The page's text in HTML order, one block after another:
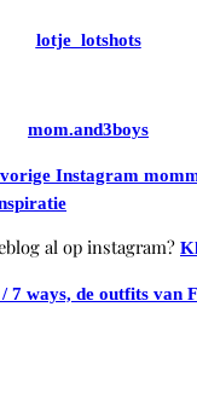
lotje_lotshots
mom.and3boys
Instagram
al op instagram?
7 ways, de outfits van